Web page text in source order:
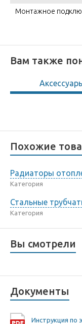
Монтажное
Вам также
Похожие
Радиаторы
Категория
Стальные
Категория
Вы смотрели
Документы
Инструкция по